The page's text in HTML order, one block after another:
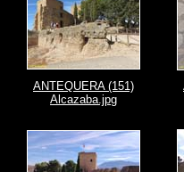
ANTEQUERA (151)
Alcazaba.jpg